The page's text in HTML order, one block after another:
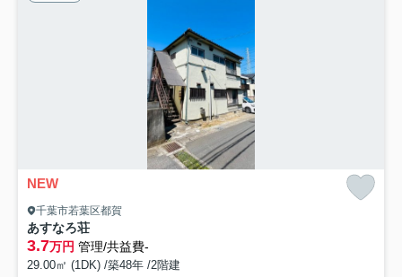
NEW
千葉市若葉区都賀
あすなろ荘
3.7万円 管理/共益費-
29.00㎡ (1DK) /築48年 /2階建